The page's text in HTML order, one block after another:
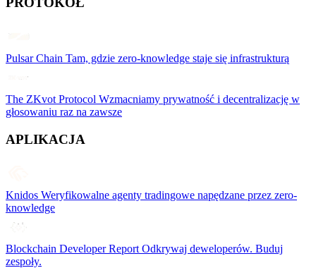
Pulsar Chain Tam, gdzie zero-knowledge staje się infrastrukturą
The ZKvot Protocol Wzmacniamy prywatność i decentralizację w
głosowaniu raz na zawsze
APLIKACJA
Knidos Weryfikowalne agenty tradingowe napędzane przez zero-
knowledge
Blockchain Developer Report Odkrywaj deweloperów. Buduj
zespoły.